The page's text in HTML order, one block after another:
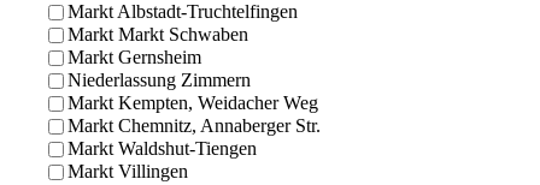
Markt Albstadt-Truchtelfingen
Markt Markt Schwaben
Markt Gernsheim
Niederlassung Zimmern
Markt Kempten, Weidacher Weg
Markt Chemnitz, Annaberger Str.
Markt Waldshut-Tiengen
Markt Villingen